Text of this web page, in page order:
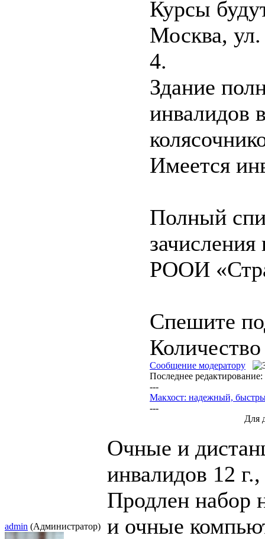
Курсы
Москва, ул.
4.
Здание
инвалидов
Имеется
Полный
РООИ
Спешите
Сообщение модератору
Последнее
---
Макхост: надежный,
---
Для
admin (Администратор)
Очные и
инвалидов 12
Продлен набор
и очные